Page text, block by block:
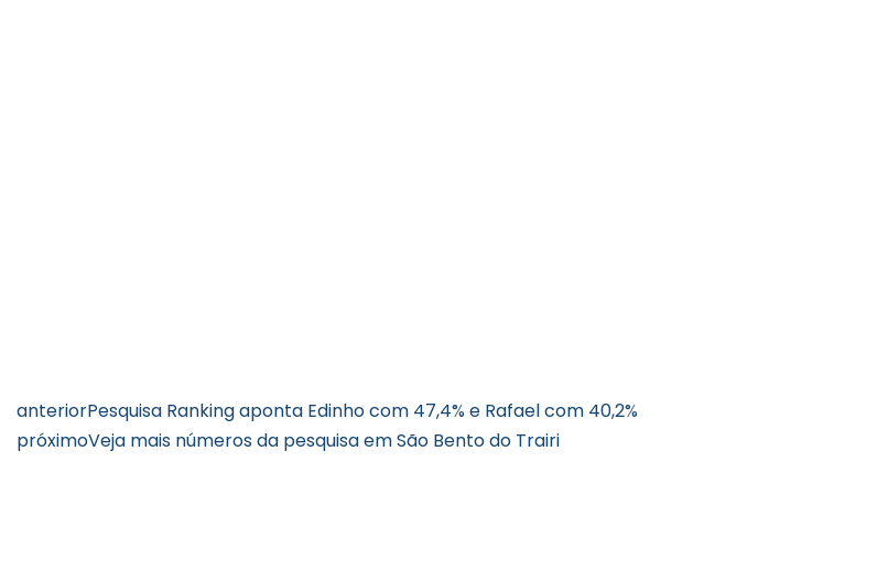
anteriorPesquisa Ranking aponta Edinho com 47,4% e Rafael com 40,2%
próximoVeja mais números da pesquisa em São Bento do Trairi